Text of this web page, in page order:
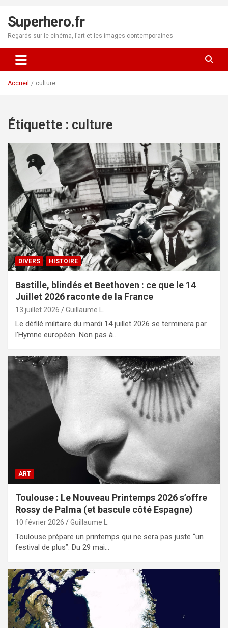
contenu
Superhero.fr
Regards sur le cinéma, l’art et les images contemporaines
Accueil culture
Étiquette : culture
DIVERS HISTOIRE
Bastille, blindés et Beethoven : ce que le 14
Juillet 2026 raconte de la France
13 juillet 2026 Guillaume L.
Le défilé militaire du mardi 14 juillet 2026 se terminera par
l’Hymne européen. Non pas à…
ART
Toulouse : Le Nouveau Printemps 2026 s’offre
Rossy de Palma (et bascule côté Espagne)
10 février 2026 Guillaume L.
Toulouse prépare un printemps qui ne sera pas juste “un
festival de plus”. Du 29 mai…